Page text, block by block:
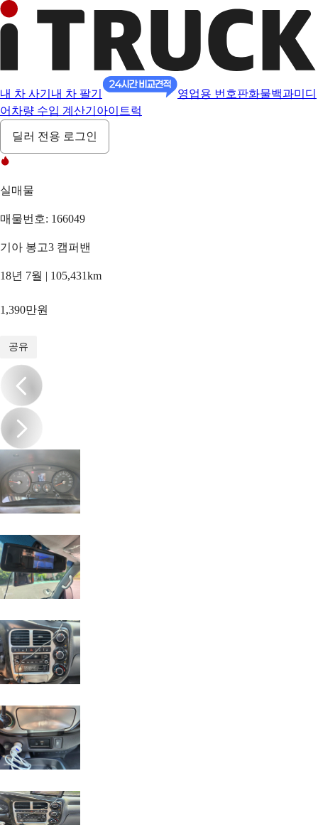
내 차 사기 내 차 팔기 영업용 번호판화물백과미디
어 차량 수입 계산기 아이트럭
딜러 전용 로그인
실매물
매물번호: 166049
기아 봉고3 캠퍼밴
18년 7월 | 105,431km
1,390만원
공유
/19